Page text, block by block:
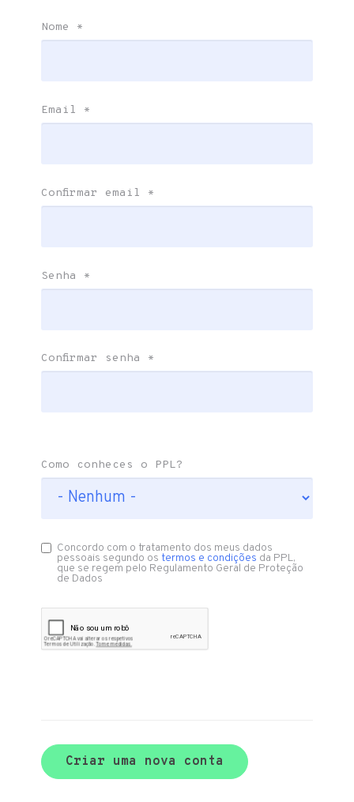
Nome *
Email *
Confirmar email *
Senha *
Confirmar senha *
Como conheces o PPL?
Concordo com o tratamento dos meus dados
pessoais segundo ostermos e condições da PPL,
que se regem pelo Regulamento Geral de Proteção
de Dados
Criar uma nova conta